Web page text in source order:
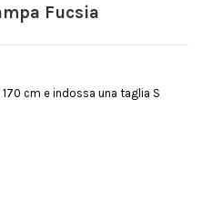
Fucsia
cm e indossa una taglia S